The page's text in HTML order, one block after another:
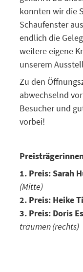
konnten wir die
Schaufenster
endlich die
weitere eigene
unserem
Zu den
abwechselnd
Besucher und
vorbei!
1. Preis: Sarah
(Mitte)
2. Preis: Heike
3. Preis: Doris
träumen (rechts)